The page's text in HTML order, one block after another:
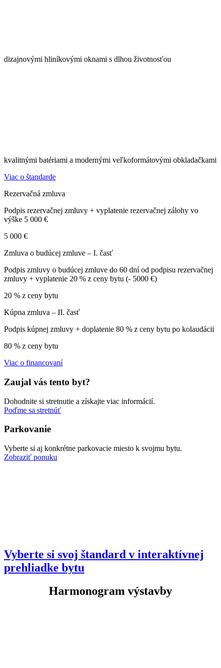
dizajnovými hliníkovými oknami s dlhou životnosťou
kvalitnými batériami a modernými veľkoformátovými obkladačkami
Viac o štandarde
Rezervačná zmluva
Podpis rezervačnej zmluvy + vyplatenie rezervačnej zálohy vo
výške 5 000 €
5 000 €
Zmluva o budúcej zmluve – I. časť
Podpis zmluvy o budúcej zmluve do 60 dní od podpisu rezervačnej
zmluvy + vyplatenie 20 % z ceny bytu (- 5000 €)
20 % z ceny bytu
Kúpna zmluva – II. časť
Podpis kúpnej zmluvy + doplatenie 80 % z ceny bytu po kolaudácii
80 % z ceny bytu
Viac o financovaní
Zaujal vás tento byt?
Dohodnite si stretnutie a získajte viac informácií.
Poďme sa stretnúť
Parkovanie
Vyberte si aj konkrétne parkovacie miesto k svojmu bytu.
Zobraziť ponuku
Vyberte si svoj štandard v interaktívnej
prehliadke bytu
Harmonogram výstavby